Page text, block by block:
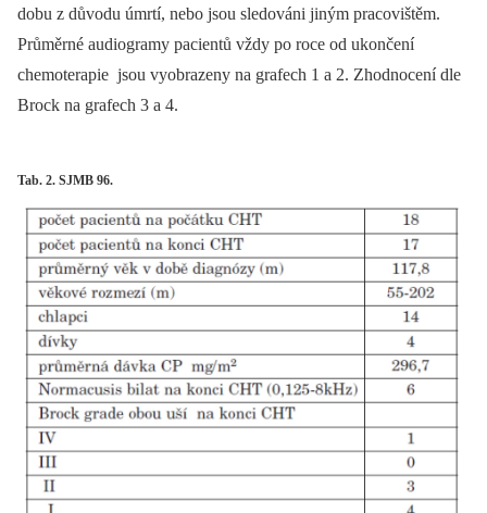
dobu z důvodu úmrtí, nebo jsou sledováni jiným pracovištěm.
Průměrné audiogramy pacientů vždy po roce od ukončení
chemoterapie jsou vyobrazeny na grafech 1 a 2. Zhodnocení dle
Brock na grafech 3 a 4.
Tab. 2. SJMB 96.